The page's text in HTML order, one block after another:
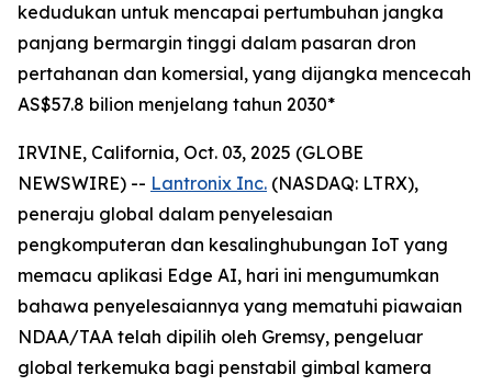
kedudukan untuk mencapai pertumbuhan jangka
panjang bermargin tinggi dalam pasaran dron
pertahanan dan komersial, yang dijangka mencecah
AS$57.8 bilion menjelang tahun 2030*
IRVINE, California, Oct. 03, 2025 (GLOBE
NEWSWIRE) -- Lantronix Inc. (NASDAQ: LTRX),
peneraju global dalam penyelesaian
pengkomputeran dan kesalinghubungan IoT yang
memacu aplikasi Edge AI, hari ini mengumumkan
bahawa penyelesaiannya yang mematuhi piawaian
NDAA/TAA telah dipilih oleh Gremsy, pengeluar
global terkemuka bagi penstabil gimbal kamera